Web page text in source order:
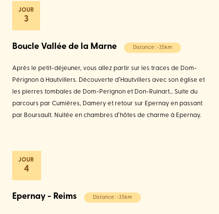
3
Boucle Vallée de la Marne Distance : ~35km
Après le petit-déjeuner, vous allez partir sur les traces de Dom-
Pérignon à Hautvillers. Découverte d’Hautvillers avec son église et
les pierres tombales de Dom-Perignon et Don-Ruinart… Suite du
parcours par Cumières, Damery et retour sur Epernay en passant
par Boursault. Nuitée en chambres d’hôtes de charme à Epernay.
4
Epernay - Reims Distance : ~35km